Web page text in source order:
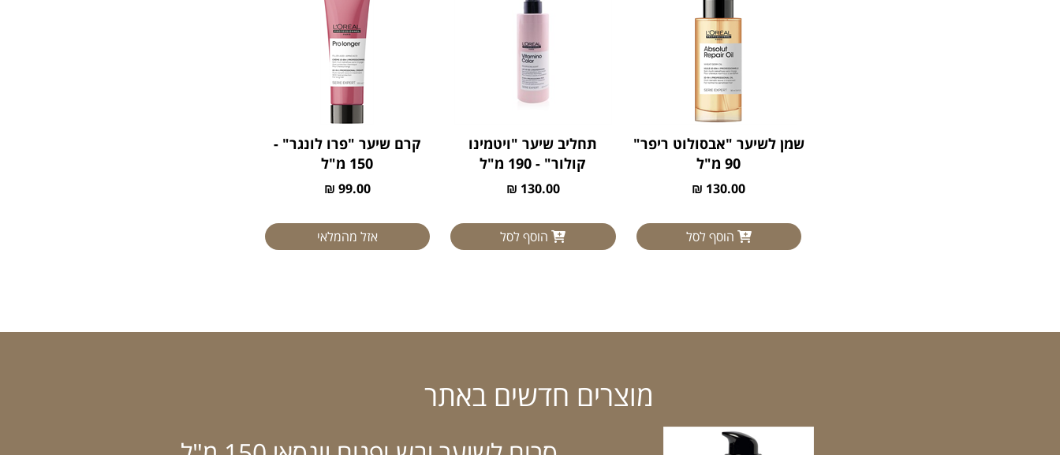
שמן לשיער "אבסולוט ריפר"
90 מ"ל
130.00 ₪
הוסף לסל
תחליב שיער "ויטמינו
קולור" - 190 מ"ל
130.00 ₪
הוסף לסל
קרם שיער "פרו לונגר" -
150 מ"ל
99.00 ₪
אזל מהמלאי
מוצרים חדשים באתר